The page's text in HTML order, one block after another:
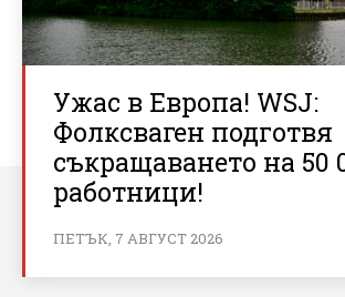
Ужас в Европа! WSJ:
Фолксваген подготвя
съкращаването на 50
работници!
ПЕТЪК, 7 АВГУСТ 2026